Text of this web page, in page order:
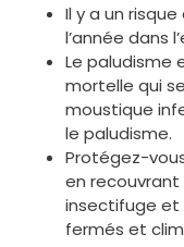
Il y a un
l’année dans
Le paludisme
mortelle qui
moustique
le paludisme.
Protégez-
en recouvrant
insectifuge et
fermés et